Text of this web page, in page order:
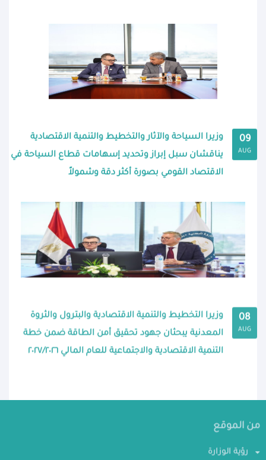
09
AUG
وزيرا السياحة والآثار والتخطيط والتنمية الاقتصادية
يناقشان سبل إبراز وتحديد إسهامات قطاع السياحة في
الاقتصاد القومي بصورة أكثر دقة وشمولاً
08
AUG
وزيرا التخطيط والتنمية الاقتصادية والبترول والثروة
المعدنية يبحثان جهود تحقيق أمن الطاقة ضمن خطة
التنمية الاقتصادية والاجتماعية للعام المالي ٢٠٢٧/٢٠٢٦
من الموقع
رؤية الوزارة